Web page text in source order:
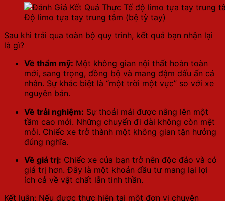
Độ limo tựa tay trung tâm (bệ tỳ tay)
Sau khi trải qua toàn bộ quy trình, kết quả bạn nhận lại
là gì?
Về thẩm mỹ: Một không gian nội thất hoàn toàn
mới, sang trọng, đồng bộ và mang đậm dấu ấn cá
nhân. Sự khác biệt là “một trời một vực” so với xe
nguyên bản.
Về trải nghiệm: Sự thoải mái được nâng lên một
tầm cao mới. Những chuyến đi dài không còn mệt
mỏi. Chiếc xe trở thành một không gian tận hưởng
đúng nghĩa.
Về giá trị: Chiếc xe của bạn trở nên độc đáo và có
giá trị hơn. Đây là một khoản đầu tư mang lại lợi
ích cả về vật chất lẫn tinh thần.
Kết luận: Nếu được thực hiện tại một đơn vị chuyên